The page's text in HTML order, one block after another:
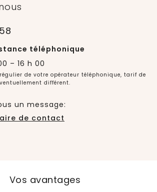
téléphonique
– 16 h 00
de votre opérateur téléphonique, tarif de
différent.
un message:
de contact
Vos avantages